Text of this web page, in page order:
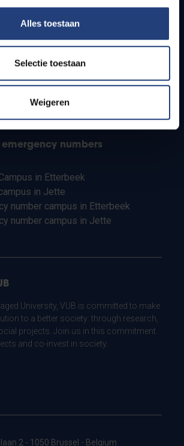
Alles toestaan
Selectie toestaan
Weigeren
and secondary schools
numbers
in Etterbeek
in Jette
number campus in Etterbeek
number campus in Jette
University, VUB is committed to make
to a better society: through research,
projects. Join us in this commitment.
and co-invest in society.
2 - 1050 Brussel - Belgium